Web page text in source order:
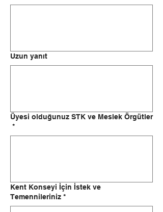
Uzun yanıt
Üyesi olduğunuz STK ve Meslek Örgütler
*
Kent Konseyi İçin İstek ve
Temennileriniz *